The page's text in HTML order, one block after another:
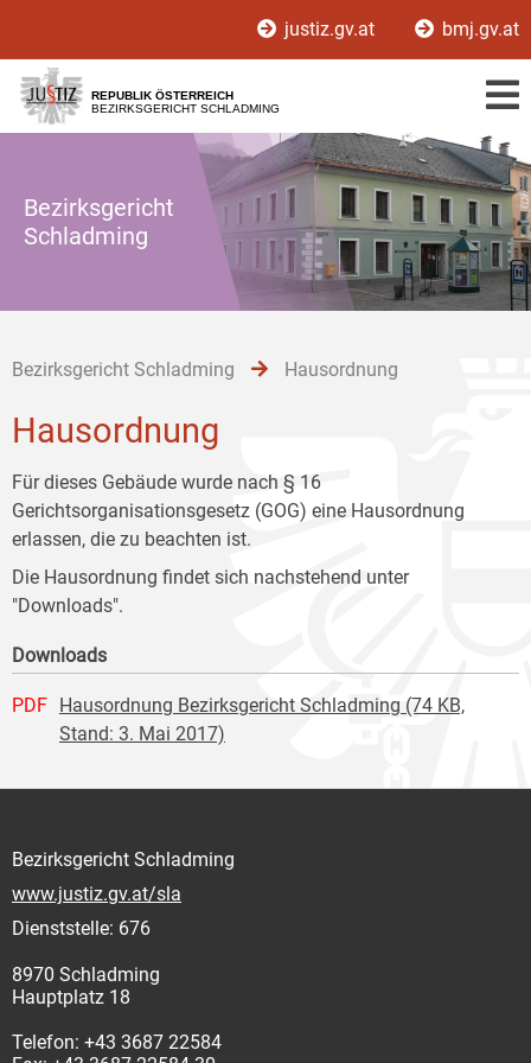
[1]
[2]
[3]
justiz.gv.at bmj.gv.at
REPUBLIK ÖSTERREICH
BEZIRKSGERICHT SCHLADMING
Bezirksgericht
Schladming
Bezirksgericht Schladming Hausordnung
Hausordnung
Für dieses Gebäude wurde nach § 16
Gerichtsorganisationsgesetz (GOG) eine Hausordnung
erlassen, die zu beachten ist.
Die Hausordnung findet sich nachstehend unter
"Downloads".
Downloads
PDF
Hausordnung Bezirksgericht Schladming (74 KB,
Stand: 3. Mai 2017)
Bezirksgericht Schladming
www.justiz.gv.at/sla
Dienststelle: 676
8970 Schladming
Hauptplatz 18
Telefon: +43 3687 22584